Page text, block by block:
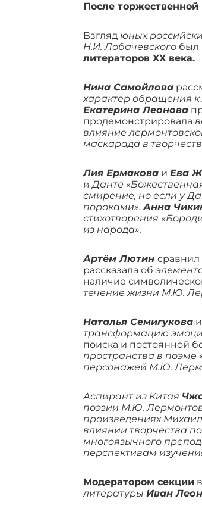
После
Взгляд юных
Н.И. Лобачевского был
литераторов XX века.
Нина Самойлова
характер обращения
Екатерина Леонова
продемонстрировала
влияние
маскарада в
Лия Ермакова и Ева
и Данте
смирение, но если у
пороками». Анна
стихотворения
из народа».
Артём Лютин
рассказала об
наличие
течение жизни М.Ю.
Наталья Семигукова и
трансформацию
поиска и постоянной
пространства в поэме
персонажей М.Ю.
Аспирант из Китая
поэзии М.Ю.
произведениях
влиянии творчества
многоязычного
перспективам
Модератором секции
литературы Иван